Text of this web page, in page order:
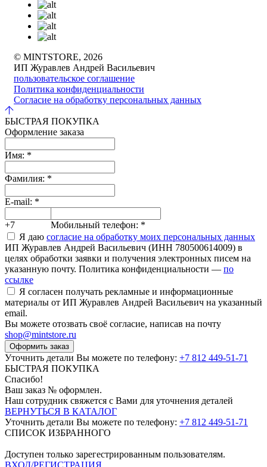
© MINTSTORE, 2026
ИП Журавлев Андрей Васильевич
пользовательское соглашение
Политика конфиденциальности
Согласие на обработку персональных данных
БЫСТРАЯ ПОКУПКА
Оформление заказа
Имя: *
Фамилия: *
E-mail: *
+7 Мобильный телефон: *
Я даю согласие на обработку моих персональных данных
ИП Журавлев Андрей Васильевич (ИНН 780500614009) в
целях обработки заявки и получения электронных писем на
указанную почту. Политика конфиденциальности — по
ссылке
Я согласен получать рекламные и информационные
материалы от ИП Журавлев Андрей Васильевич на указанный
email.
Вы можете отозвать своё согласие, написав на почту
shop@mintstore.ru
Оформить заказ
Уточнить детали Вы можете по телефону: +7 812 449-51-71
БЫСТРАЯ ПОКУПКА
Спасибо!
Ваш заказ № оформлен.
Наш сотрудник свяжется с Вами для уточнения деталей
ВЕРНУТЬСЯ В КАТАЛОГ
Уточнить детали Вы можете по телефону: +7 812 449-51-71
СПИСОК ИЗБРАННОГО
Доступен только зарегестрированным пользователям.